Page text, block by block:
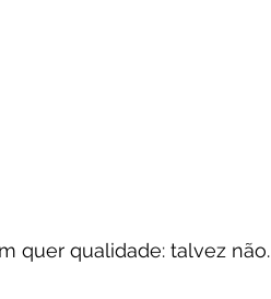
quer qualidade: talvez não.